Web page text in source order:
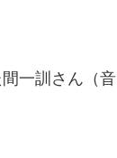
一訓さん（音